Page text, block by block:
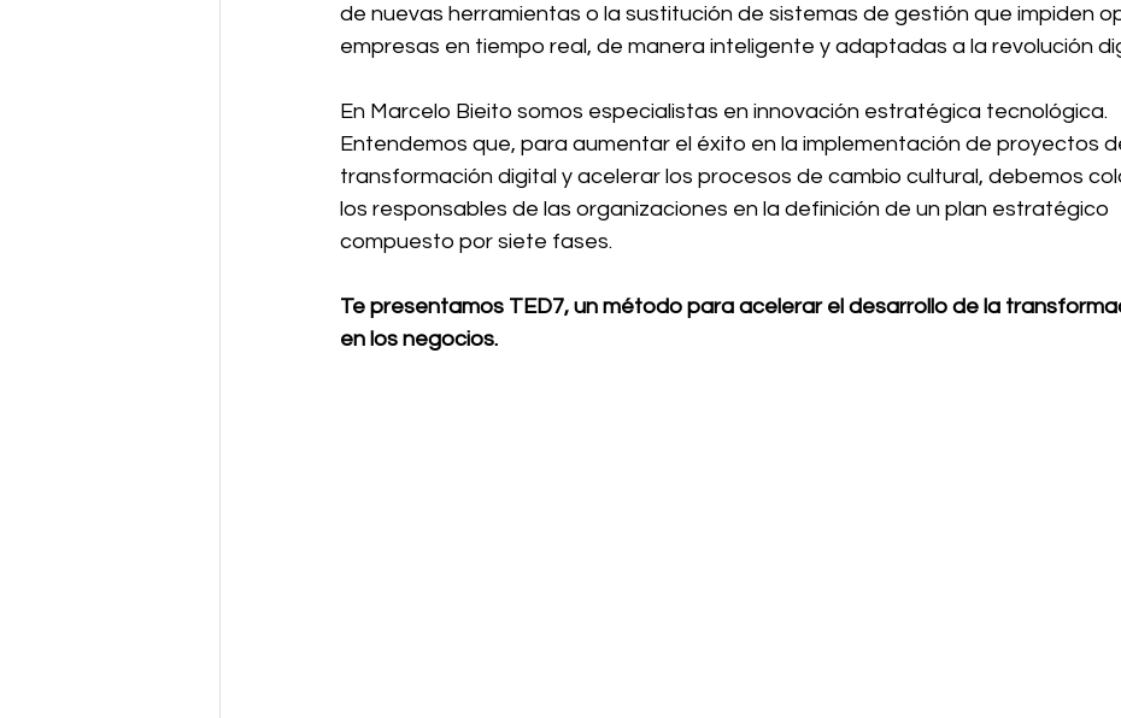
de nuevas herramientas o la sustitución de sistemas de gestión que impiden
empresas en tiempo real, de manera inteligente y adaptadas a la revolución
En Marcelo Bieito somos especialistas en innovación estratégica tecnológica.
Entendemos que, para aumentar el éxito en la implementación de proyectos
transformación digital y acelerar los procesos de cambio cultural, debemos
los responsables de las organizaciones en la definición de un plan estratégico
compuesto por siete fases.
Te presentamos TED7, un método para acelerar el desarrollo de la
en los negocios.